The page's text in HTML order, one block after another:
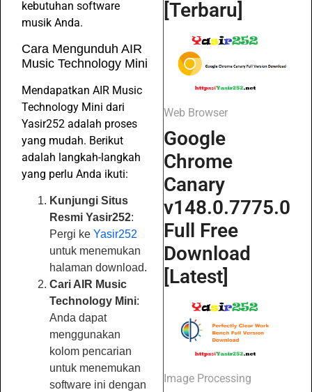
kebutuhan software
musik Anda.
Cara Mengunduh AIR
Music Technology Mini
Mendapatkan AIR Music
Technology Mini dari
Yasir252 adalah proses
yang mudah. Berikut
adalah langkah-langkah
yang perlu Anda ikuti:
Kunjungi Situs
Resmi Yasir252:
Pergi ke Yasir252
untuk menemukan
halaman download.
Cari AIR Music
Technology Mini:
Anda dapat
menggunakan
kolom pencarian
untuk menemukan
software ini dengan
[Terbaru]
Web Browser
Google
Chrome
Canary
v148.0.7775.0
Full Free
Download
[Latest]
Image Processing